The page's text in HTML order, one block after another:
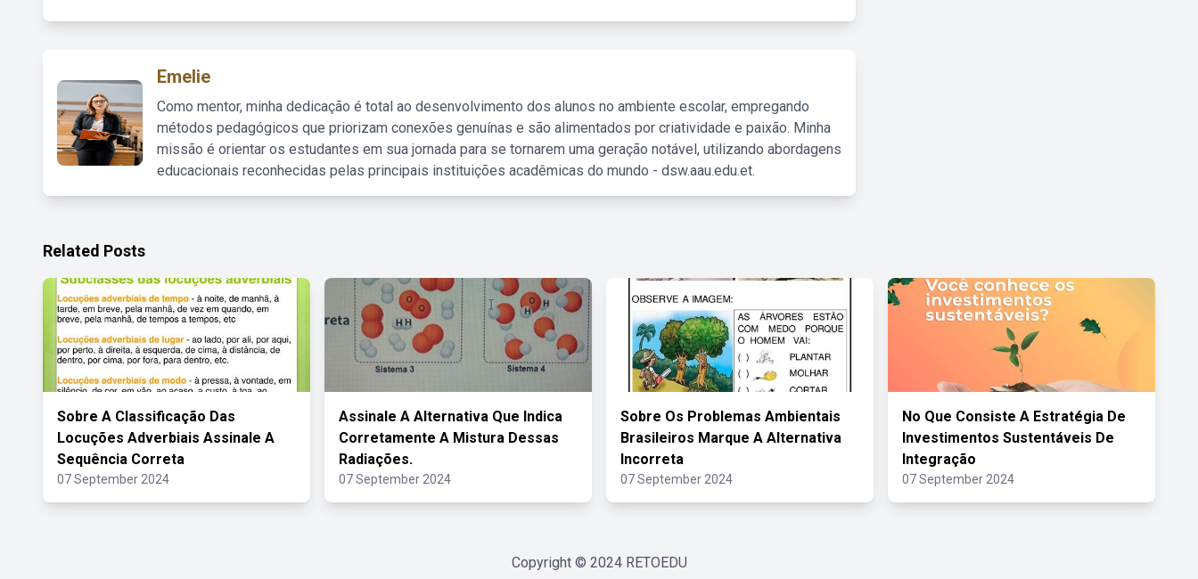
Emelie
Como mentor, minha dedicação é total ao desenvolvimento dos alunos no ambiente escolar, empregando
métodos pedagógicos que priorizam conexões genuínas e são alimentados por criatividade e paixão. Minha
missão é orientar os estudantes em sua jornada para se tornarem uma geração notável, utilizando abordagens
educacionais reconhecidas pelas principais instituições acadêmicas do mundo - dsw.aau.edu.et.
Related Posts
Sobre A Classificação Das
Locuções Adverbiais Assinale A
Sequência Correta
07 September 2024
Assinale A Alternativa Que Indica
Corretamente A Mistura Dessas
Radiações.
07 September 2024
Sobre Os Problemas Ambientais
Brasileiros Marque A Alternativa
Incorreta
07 September 2024
No Que Consiste A Estratégia De
Investimentos Sustentáveis De
Integração
07 September 2024
Copyright © 2024 RETOEDU